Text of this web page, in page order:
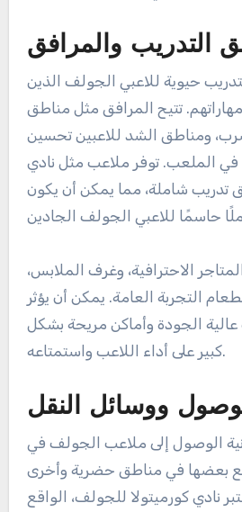
التدريب والمرافق
حيوية للاعبي الجولف الذين
تتيح المرافق مثل مناطق
ومناطق الشد للاعبين تحسين
في الملعب. توفر ملاعب مثل نادي
تدريب شاملة، مما يمكن أن يكون
الاحترافية، وغرف الملابس،
التجربة العامة. يمكن أن يؤثر
الجودة وأماكن مريحة بشكل
كبير على أداء اللاعب واستمتاعه.
ووسائل النقل
الوصول إلى ملاعب الجولف في
بعضها في مناطق حضرية وأخرى
نادي كورميتولا للجولف، الواقع